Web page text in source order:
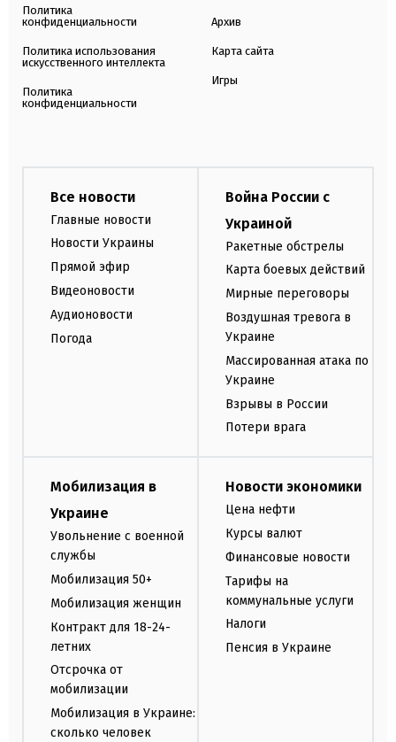
Политика
конфиденциальности
Политика использования
искусственного интеллекта
Политика
конфиденциальности
Архив
Карта сайта
Игры
Все новости
Главные новости
Новости Украины
Прямой эфир
Видеоновости
Аудионовости
Погода
Война России с
Украиной
Ракетные обстрелы
Карта боевых действий
Мирные переговоры
Воздушная тревога в
Украине
Массированная атака по
Украине
Взрывы в России
Потери врага
Мобилизация в
Украине
Увольнение с военной
службы
Мобилизация 50+
Мобилизация женщин
Контракт для 18-24-
летних
Отсрочка от
мобилизации
Мобилизация в Украине:
сколько человек
Новости экономики
Цена нефти
Курсы валют
Финансовые новости
Тарифы на
коммунальные услуги
Налоги
Пенсия в Украине